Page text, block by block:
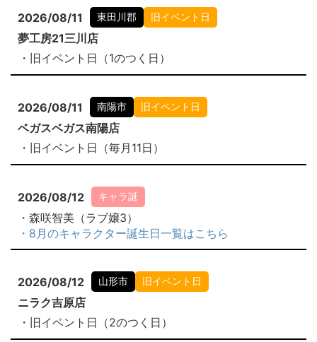
2026/08/11 東田川郡 旧イベント日
夢工房21三川店
・旧イベント日（1のつく日）
2026/08/11 南陽市 旧イベント日
ベガスベガス南陽店
・旧イベント日（毎月11日）
2026/08/12 キャラ誕
・森咲智美（ラブ嬢3）
・8月のキャラクター誕生日一覧はこちら
2026/08/12 山形市 旧イベント日
ニラク吉原店
・旧イベント日（2のつく日）